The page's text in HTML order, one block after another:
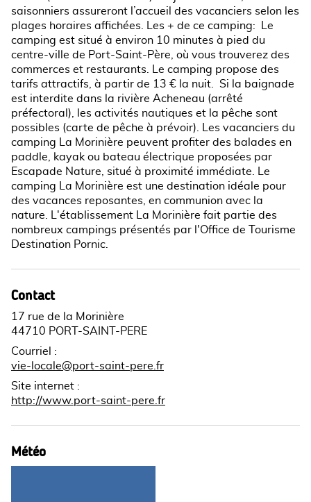
saisonniers assureront l’accueil des vacanciers selon les
plages horaires affichées. Les + de ce camping: Le
camping est situé à environ 10 minutes à pied du
centre-ville de Port-Saint-Père, où vous trouverez des
commerces et restaurants. Le camping propose des
tarifs attractifs, à partir de 13 € la nuit. Si la baignade
est interdite dans la rivière Acheneau (arrêté
préfectoral), les activités nautiques et la pêche sont
possibles (carte de pêche à prévoir). Les vacanciers du
camping La Morinière peuvent profiter des balades en
paddle, kayak ou bateau électrique proposées par
Escapade Nature, situé à proximité immédiate. Le
camping La Morinière est une destination idéale pour
des vacances reposantes, en communion avec la
nature. L'établissement La Morinière fait partie des
nombreux campings présentés par l'Office de Tourisme
Destination Pornic.
Contact
17 rue de la Morinière
44710 PORT-SAINT-PERE
Courriel
:
vie-locale@port-saint-pere.fr
Site internet :
http://www.port-saint-pere.fr
Météo